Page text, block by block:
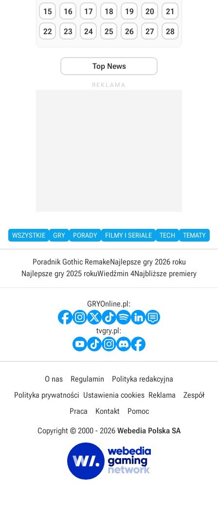
15 16 17 18 19 20 21
22 23 24 25 26 27 28
Top News
WSZYSTKIE GRY PORADY FILMY I SERIALE TECH TEMATY
Poradnik Gothic RemakeNajlepsze gry 2026 roku
Najlepsze gry 2025 rokuWiedźmin 4Najbliższe premiery
GRYOnline.pl:
tvgry.pl:
O nas Regulamin
Polityka redakcyjna
Polityka prywatności Ustawienia cookies Reklama
Zespół
Praca
Kontakt Pomoc
Copyright © 2000 - 2026 Webedia Polska SA